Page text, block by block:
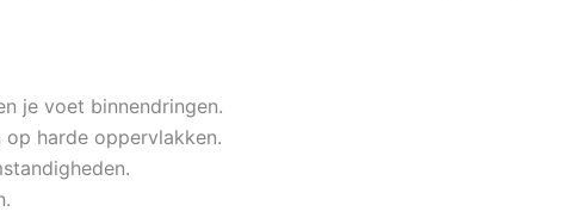
je voet binnendringen.
harde oppervlakken.